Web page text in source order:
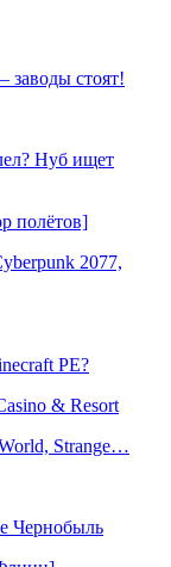
заводы стоят!
Нуб ищет
полётов]
2077,
PE?
& Resort
Strange…
Чернобыль